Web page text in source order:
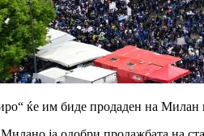
ќе им биде продаден на Милан